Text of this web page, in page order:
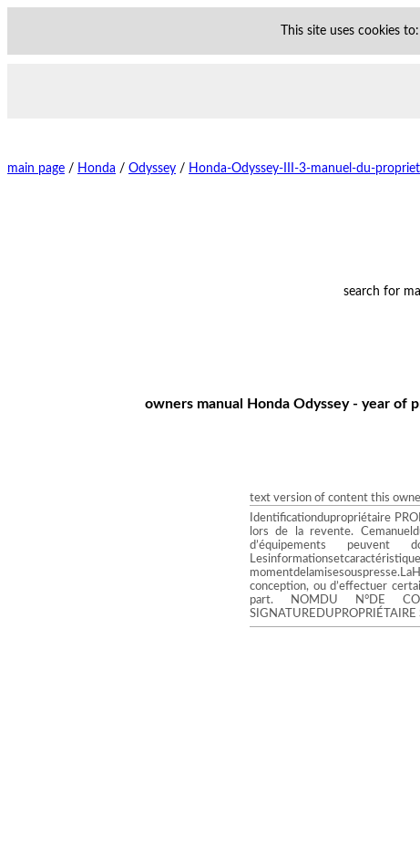
This site uses cookies
main page / Honda / Odyssey / Honda-Odyssey-III-3-manuel-du-
search for
owners manual Honda Odyssey - year of
text version of content this
Identificationdupropriétaire
lors de la revente.
d’équipements peuvent
conception, ou d’effectuer
part. NOMDU N°DE